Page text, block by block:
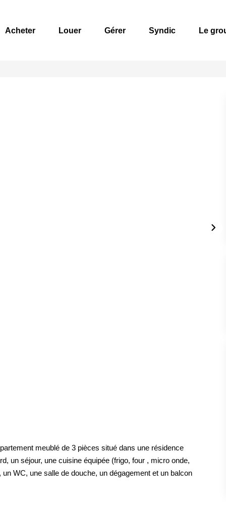
Acheter Louer Gérer Syndic Le
meublé de 3 pièces situé dans une résidence
un séjour, une cuisine équipée (frigo, four , micro onde,
WC, une salle de douche, un dégagement et un balcon